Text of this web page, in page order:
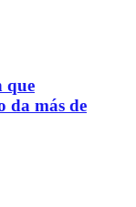
que
da más de